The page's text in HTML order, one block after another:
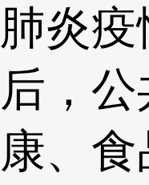
肺炎
后，
康、